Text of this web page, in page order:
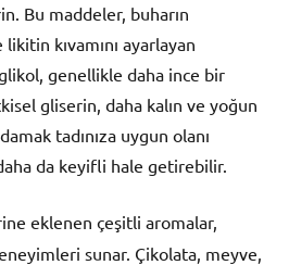
Bu maddeler, buharın
kıvamını ayarlayan
genellikle daha ince bir
gliserin, daha kalın ve yoğun
tadınıza uygun olanı
da keyifli hale getirebilir.
eklenen çeşitli aromalar,
sunar. Çikolata, meyve,